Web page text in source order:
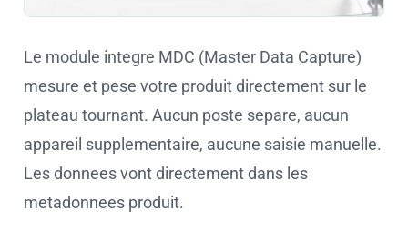
Le module integre MDC (Master Data Capture)
mesure et pese votre produit directement sur le
plateau tournant. Aucun poste separe, aucun
appareil supplementaire, aucune saisie manuelle.
Les donnees vont directement dans les
metadonnees produit.